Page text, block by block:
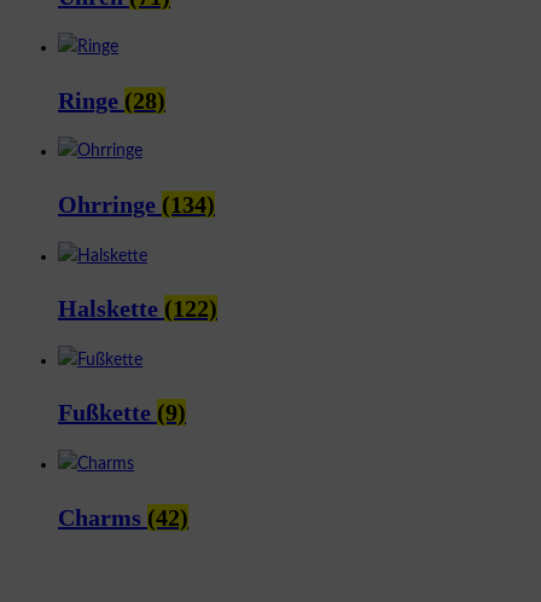
Ringe (28)
Ohrringe (134)
Halskette (122)
Fußkette (9)
Charms (42)